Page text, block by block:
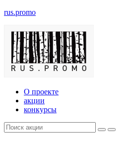
rus.promo
О проекте
акции
конкурсы